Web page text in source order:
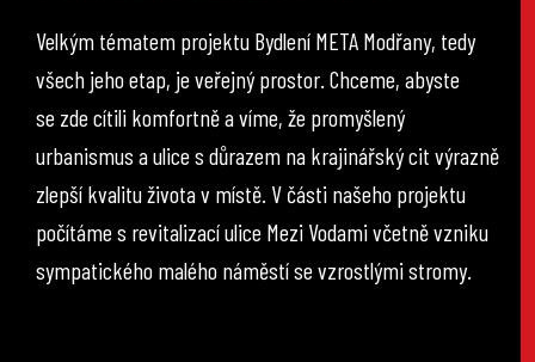
Velkým tématem projektu Bydlení META Modřany, tedy
všech jeho etap, je veřejný prostor. Chceme, abyste
se zde cítili komfortně a víme, že promyšlený
urbanismus a ulice s důrazem na krajinářský cit výrazně
zlepší kvalitu života v místě. V části našeho projektu
počítáme s revitalizací ulice Mezi Vodami včetně vzniku
sympatického malého náměstí se vzrostlými stromy.